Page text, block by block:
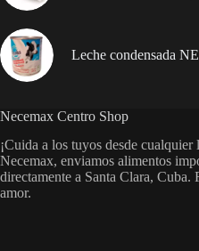
Leche condensada
Necemax Centro Shop
¡Cuida a los tuyos desde
Necemax, enviamos alimentos
directamente a Santa Clara,
amor.